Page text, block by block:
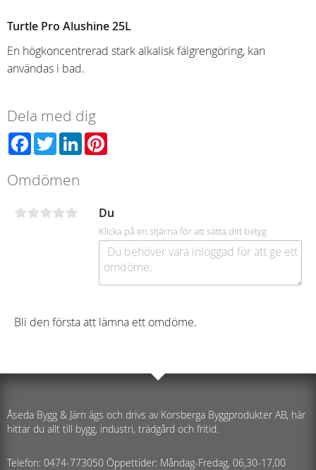
Turtle Pro Alushine 25L
En högkoncentrerad stark alkalisk fälgrengöring, kan
användas i bad.
Dela med dig
Facebook
TwitterLinkedIn
Omdömen
Du
Klicka på en stjärna för att sätta ditt betyg
Bli den första att lämna ett omdöme.
Åseda Bygg & Järn ägs och drivs av Korsberga Byggprodukter AB, här
hittar du allt till bygg, industri, trädgård och fritid.
Telefon: 0474-773050 Öppettider: Måndag-Fredag, 06,30-17,00